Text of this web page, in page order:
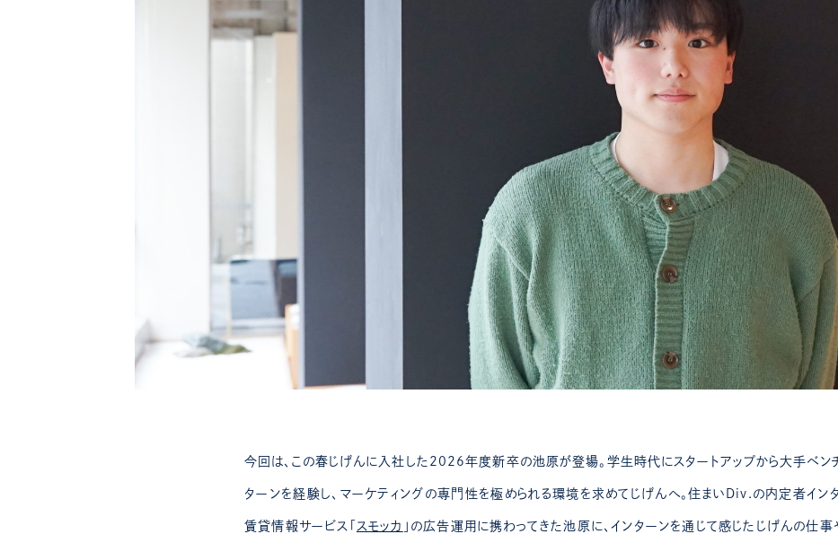
今回は、この春じげんに入社した2026年度新卒の池原が登場。学生時代にスタートアップから大手ベン
ターンを経験し、マーケティングの専門性を極められる環境を求めてじげんへ。住まいDiv.の内定者イン
賃貸情報サービス「 スモッカ 」の広告運用に携わってきた池原に、インターンを通じて感じたじげんの仕事